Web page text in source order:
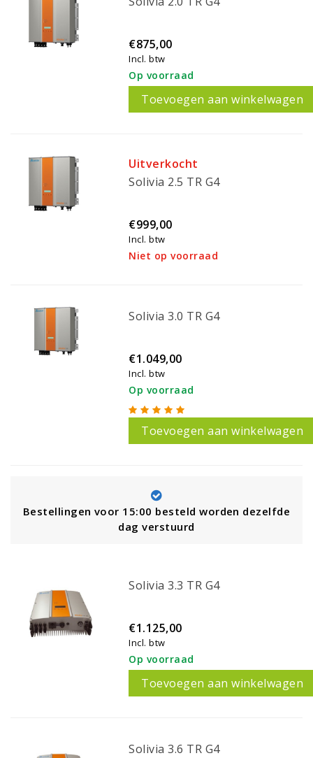
€875,00
Incl. btw
Op voorraad
Toevoegen aan winkelwagen
Uitverkocht
Solivia 2.5 TR G4
€999,00
Incl. btw
Niet op voorraad
Solivia 3.0 TR G4
€1.049,00
Incl. btw
Op voorraad
Toevoegen aan winkelwagen
Bestellingen voor 15:00 besteld worden dezelfde
dag verstuurd
Solivia 3.3 TR G4
€1.125,00
Incl. btw
Op voorraad
Toevoegen aan winkelwagen
Solivia 3.6 TR G4